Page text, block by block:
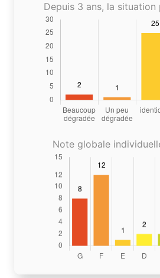
Depuis 3 ans, la situation
Note globale